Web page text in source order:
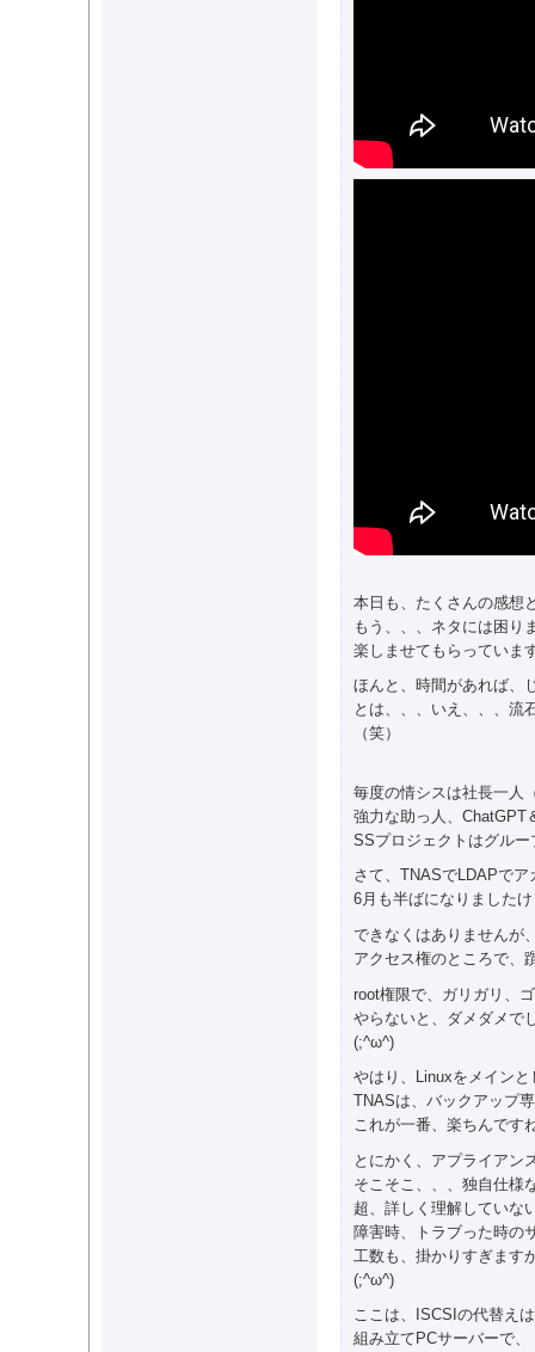
本日も、たくさんの感想
もう、、、ネタには困り
楽しませてもらっていま
ほんと、時間があれば、
とは、、、いえ、、、流
（笑）
毎度の情シスは社長一人
強力な助っ人、ChatGPT
SSプロジェクトはグル
さて、TNASでLDAPで
6月も半ばになりました
できなくはありませんが
アクセス権のところで、
root権限で、ガリガリ、
やらないと、ダメダメで
(;^ω^)
やはり、Linuxをメインと
TNASは、バックアップ
これが一番、楽ちんです
とにかく、アプライアン
そこそこ、、、独自仕様
超、詳しく理解していな
障害時、トラブった時の
工数も、掛かりすぎます
(;^ω^)
ここは、ISCSIの代替え
組み立てPCサーバーで、